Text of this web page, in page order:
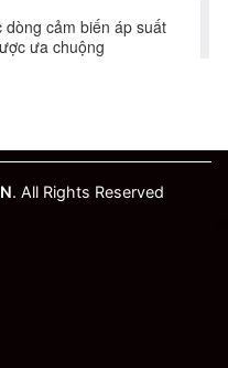
. All Rights Reserved